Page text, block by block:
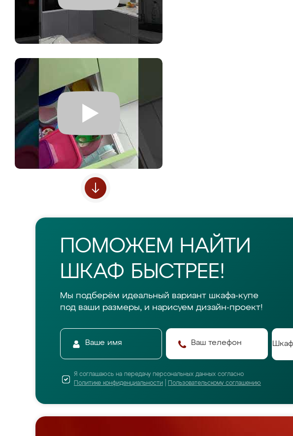
ПОМОЖЕМ НАЙТИ
ШКАФ БЫСТРЕЕ!
Мы подберём идеальный вариант шкафа-купе
под ваши размеры, и нарисуем дизайн-проект!
Я соглашаюсь на передачу персональных данных согласно
Политике конфиденциальности
Пользовательскому соглашению